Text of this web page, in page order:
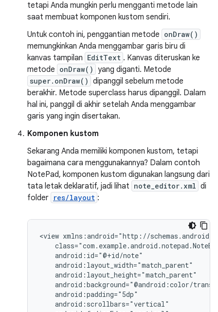
tetapi Anda mungkin perlu mengganti metode lain
saat membuat komponen kustom sendiri.
Untuk contoh ini, penggantian metode onDraw()
memungkinkan Anda menggambar garis biru di
kanvas tampilan EditText . Kanvas diteruskan ke
metode onDraw() yang diganti. Metode
super.onDraw() dipanggil sebelum metode
berakhir. Metode superclass harus dipanggil. Dalam
hal ini, panggil di akhir setelah Anda menggambar
garis yang ingin disertakan.
Komponen kustom
Sekarang Anda memiliki komponen kustom, tetapi
bagaimana cara menggunakannya? Dalam contoh
NotePad, komponen kustom digunakan langsung dari
tata letak deklaratif, jadi lihat note_editor.xml di
folder res/layout :
<view